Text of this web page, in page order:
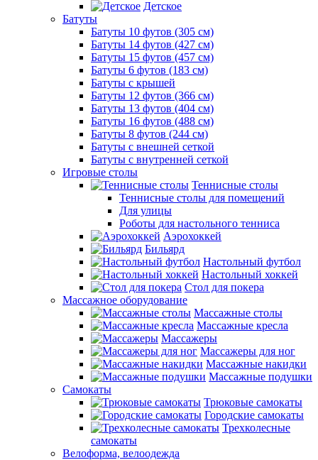
Детское
Батуты
Батуты 10 футов (305 см)
Батуты 14 футов (427 см)
Батуты 15 футов (457 см)
Батуты 6 футов (183 см)
Батуты с крышей
Батуты 12 футов (366 см)
Батуты 13 футов (404 см)
Батуты 16 футов (488 см)
Батуты 8 футов (244 см)
Батуты с внешней сеткой
Батуты с внутренней сеткой
Игровые столы
Теннисные столы
Теннисные столы для помещений
Для улицы
Роботы для настольного тенниса
Аэрохоккей
Бильярд
Настольный футбол
Настольный хоккей
Стол для покера
Массажное оборудование
Массажные столы
Массажные кресла
Массажеры
Массажеры для ног
Массажные накидки
Массажные подушки
Самокаты
Трюковые самокаты
Городские самокаты
Трехколесные
самокаты
Велоформа, велоодежда